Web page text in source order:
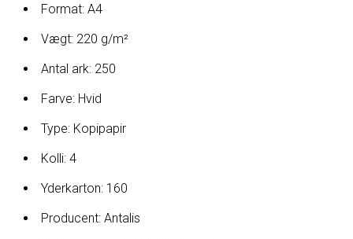
Format: A4
Vægt: 220 g/m²
Antal ark: 250
Farve: Hvid
Type: Kopipapir
Kolli: 4
Yderkarton: 160
Producent: Antalis